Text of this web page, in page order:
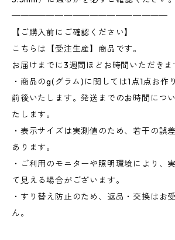
──────────────────
【ご購入前にご確認ください】
こちらは【受注生産】商品です。
お届けまでに3週間ほどお時間いただきま
・商品のg(グラム)に関しては1点1点お作
前後いたします。発送までのお時間につ
たします。
・表示サイズは実測値のため、若干の誤
あります。
・ご利用のモニターや照明環境により、
て見える場合がございます。
・すり替え防止のため、返品・交換はお
ん。